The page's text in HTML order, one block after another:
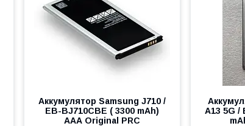
Аккумулятор Samsung J710 /
EB-BJ710CBE ( 3300 mAh)
ААА Original PRC
A13 5G /